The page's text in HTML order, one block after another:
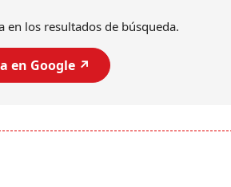
en los resultados de búsqueda.
en Google ↗️